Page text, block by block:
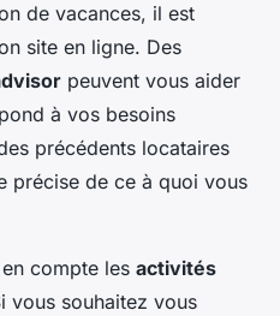
de vacances, il est
site en ligne. Des
peuvent vous aider
à vos besoins
précédents locataires
précise de ce à quoi vous
compte les activités
vous souhaitez vous